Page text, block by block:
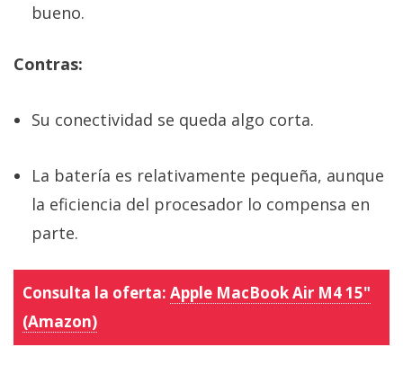
bueno.
Contras:
Su conectividad se queda algo corta.
La batería es relativamente pequeña, aunque
la eficiencia del procesador lo compensa en
parte.
Consulta la oferta: Apple MacBook Air M4 15"
(Amazon)